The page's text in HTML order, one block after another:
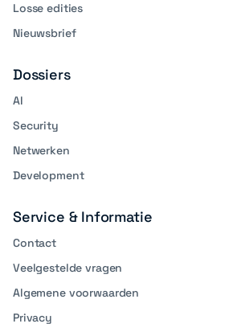
Losse edities
Nieuwsbrief
Dossiers
AI
Security
Netwerken
Development
Service & Informatie
Contact
Veelgestelde vragen
Algemene voorwaarden
Privacy